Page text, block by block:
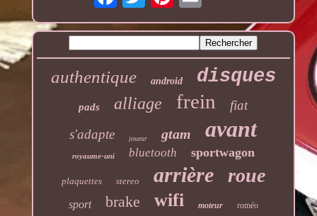
authentique android disques
pads alliage frein
fiat
s'adapte
joueur gtam avant
royaume-uni bluetooth sportwagon
plaquettes stereo arrière roue
sport brake wifi moteur roméo